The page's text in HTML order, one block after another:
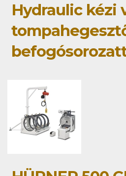
Hydraulic kézi